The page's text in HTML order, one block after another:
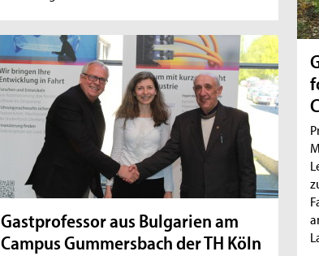
Gastprofessor aus Bulgarien am
Campus Gummersbach der TH Köln